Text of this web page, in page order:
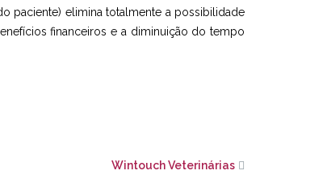
paciente) elimina totalmente a possibilidade
financeiros e a diminuição do tempo
Wintouch Veterinárias